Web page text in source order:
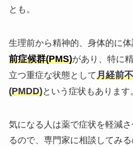
とも 。
生理前から精神的、身体的に
前症候群(PMS)があり、特に
立つ重症な状態として月経前
(PMDD)という症状もあります
気になる人は薬で症状を軽減
るので、専門家に相談してみ